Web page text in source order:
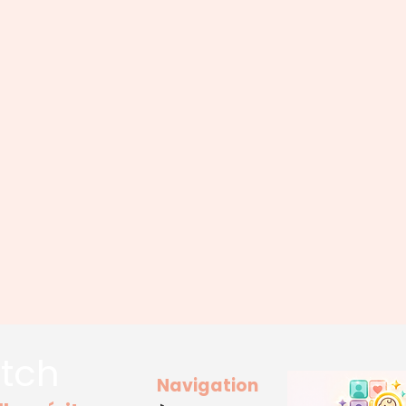
Navigation